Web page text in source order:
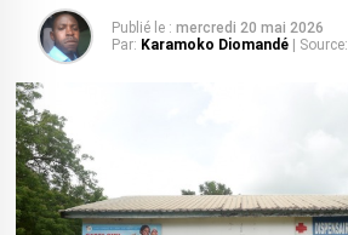
Publié le : mercredi 20 mai 2026
Par: Karamoko Diomandé | Source: